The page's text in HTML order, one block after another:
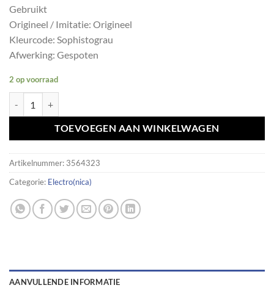
Gebruikt
Origineel / Imitatie: Origineel
Kleurcode: Sophistograu
Afwerking: Gespoten
2 op voorraad
TOEVOEGEN AAN WINKELWAGEN
Artikelnummer: 3564323
Categorie: Electro(nica)
AANVULLENDE INFORMATIE